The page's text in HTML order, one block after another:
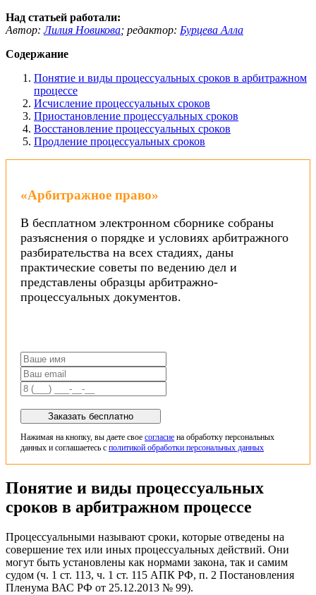
Над статьей работали:
Автор:Лилия Новикова; редактор: Бурцева Алла
Содержание
Понятие и виды процессуальных сроков в арбитражном
процессе
Исчисление процессуальных сроков
Приостановление процессуальных сроков
Восстановление процессуальных сроков
Продление процессуальных сроков
«Арбитражное право»
В бесплатном электронном сборнике собраны
разъяснения о порядке и условиях арбитражного
разбирательства на всех стадиях, даны
практические советы по ведению дел и
представлены образцы арбитражно-
процессуальных документов.
Заказать бесплатно
Нажимая на кнопку, вы даете свое согласие на обработку персональных
данных и соглашаетесь с политикой обработки персональных данных
Понятие и виды процессуальных
сроков в арбитражном процессе
Процессуальными называют сроки, которые отведены на
совершение тех или иных процессуальных действий. Они
могут быть установлены как нормами закона, так и самим
судом (ч. 1 ст. 113, ч. 1 ст. 115 АПК РФ, п. 2 Постановления
Пленума ВАС РФ от 25.12.2013 № 99).